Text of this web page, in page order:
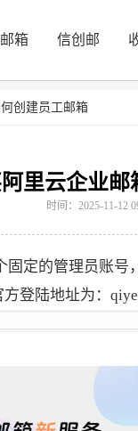
箱 信创邮
创建员工邮箱
里云企业
时间：2025-11-12
定的管理员账号
登陆地址为：